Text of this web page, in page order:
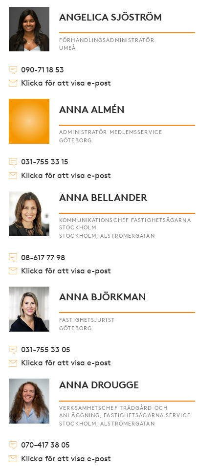
ANGELICA SJÖSTRÖM
FÖRHANDLINGSADMINISTRATÖR
UMEÅ
090-71 18 53
Klicka för att visa e-post
ANNA ALMÉN
ADMINISTRATÖR MEDLEMSSERVICE
GÖTEBORG
031-755 33 15
Klicka för att visa e-post
ANNA BELLANDER
KOMMUNIKATIONSCHEF FASTIGHETSÄGARNA
STOCKHOLM
STOCKHOLM, ALSTRÖMERGATAN
08-617 77 98
Klicka för att visa e-post
ANNA BJÖRKMAN
FASTIGHETSJURIST
GÖTEBORG
031-755 33 05
Klicka för att visa e-post
ANNA DROUGGE
VERKSAMHETSCHEF TRÄDGÅRD OCH
ANLÄGGNING, FASTIGHETSÄGARNA SERVICE
STOCKHOLM, ALSTRÖMERGATAN
070-417 38 05
Klicka för att visa e-post